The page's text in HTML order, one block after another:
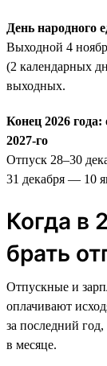
День народного
Выходной 4
(2 календарных
выходных.
Конец 2026 года:
2027-го
Отпуск 28–30
31 декабря — 10
Когда в
брать
Отпускные и
оплачивают
за последний
в месяце.